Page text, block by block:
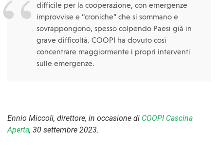
difficile per la cooperazione, con emergenze
improvvise e “croniche” che si sommano e
sovrappongono, spesso colpendo Paesi già in
grave difficoltà. COOPI ha dovuto così
concentrare maggiormente i propri interventi
sulle emergenze.
Ennio Miccoli, direttore, in occasione di COOPI Cascina
Aperta, 30 settembre 2023.